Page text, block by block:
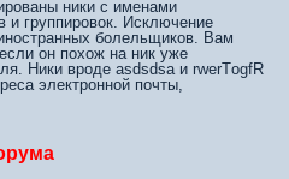
ники с именами
и группировок. Исключение
болельщиков. Вам
он похож на ник уже
Ники вроде asdsdsa и rwerTоgfR
электронной почты,